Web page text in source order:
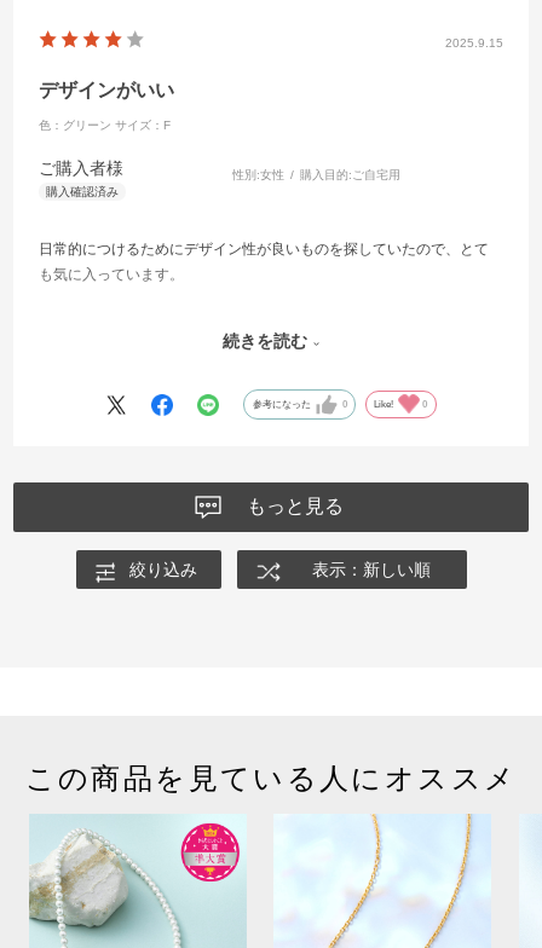
2025.9.15
デザインがいい
色：グリーン サイズ：F
ご購入者様 性別:女性 購入目的: ご自宅用
日常的につけるためにデザイン性が良いものを探していたので、とて
も気に入っています。
くつけ外しできない！というほどではなかったので、3にするほどでも
続きを読む
参考になった 0 Like! 0
もっと見る
絞り込み 表示：新しい順
この商品を見ている人にオススメ